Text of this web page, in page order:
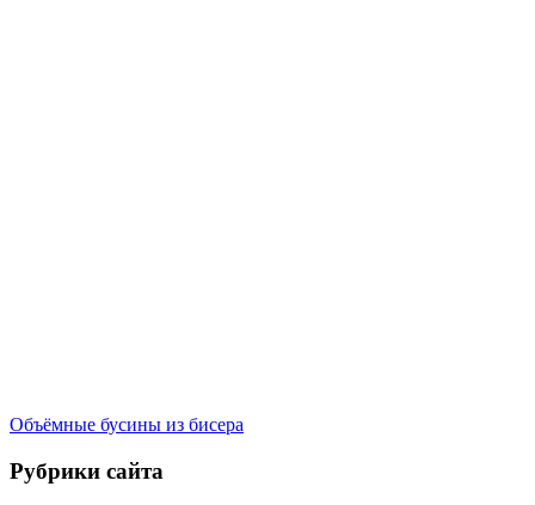
Объёмные бусины из бисера
Рубрики сайта